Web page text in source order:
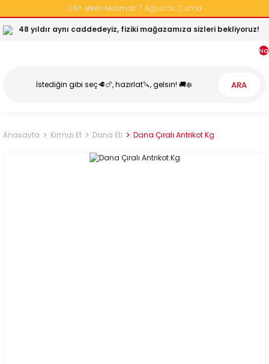
En erken teslimat: 7 Ağustos, Cuma
48 yıldır aynı caddedeyiz, fiziki mağazamıza sizleri bekliyoruz!
ARA
Anasayfa Kırmızı Et Dana Eti Dana Çıralı Antrikot Kg